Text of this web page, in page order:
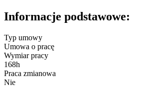
Informacje podstawowe:
Typ umowy
Umowa o pracę
Wymiar pracy
168h
Praca zmianowa
Nie